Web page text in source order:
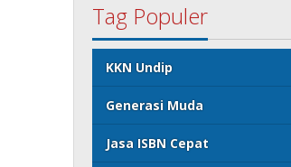
Tag Populer
KKN Undip
Generasi Muda
Jasa ISBN Cepat